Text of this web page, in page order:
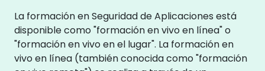
La formación en Seguridad de Aplicaciones está
disponible como "formación en vivo en línea" o
"formación en vivo en el lugar". La formación en
vivo en línea (también conocida como "formación